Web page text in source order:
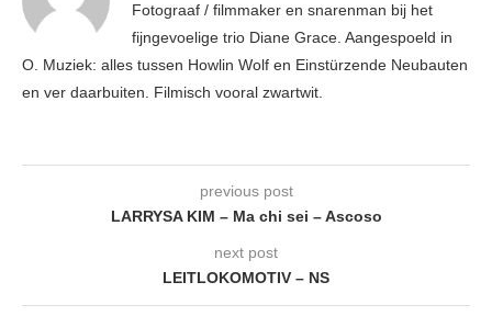
Fotograaf / filmmaker en snarenman bij het
fijngevoelige trio Diane Grace. Aangespoeld in
O. Muziek: alles tussen Howlin Wolf en Einstürzende Neubauten
en ver daarbuiten. Filmisch vooral zwartwit.
previous post
LARRYSA KIM – Ma chi sei – Ascoso
next post
LEITLOKOMOTIV – NS